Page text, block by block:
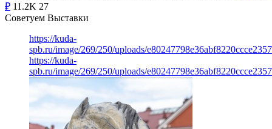
₽ 11.2K 27
Советуем Выставки
https://kuda-
spb.ru/image/269/250/uploads/
https://kuda-
spb.ru/image/269/250/uploads/